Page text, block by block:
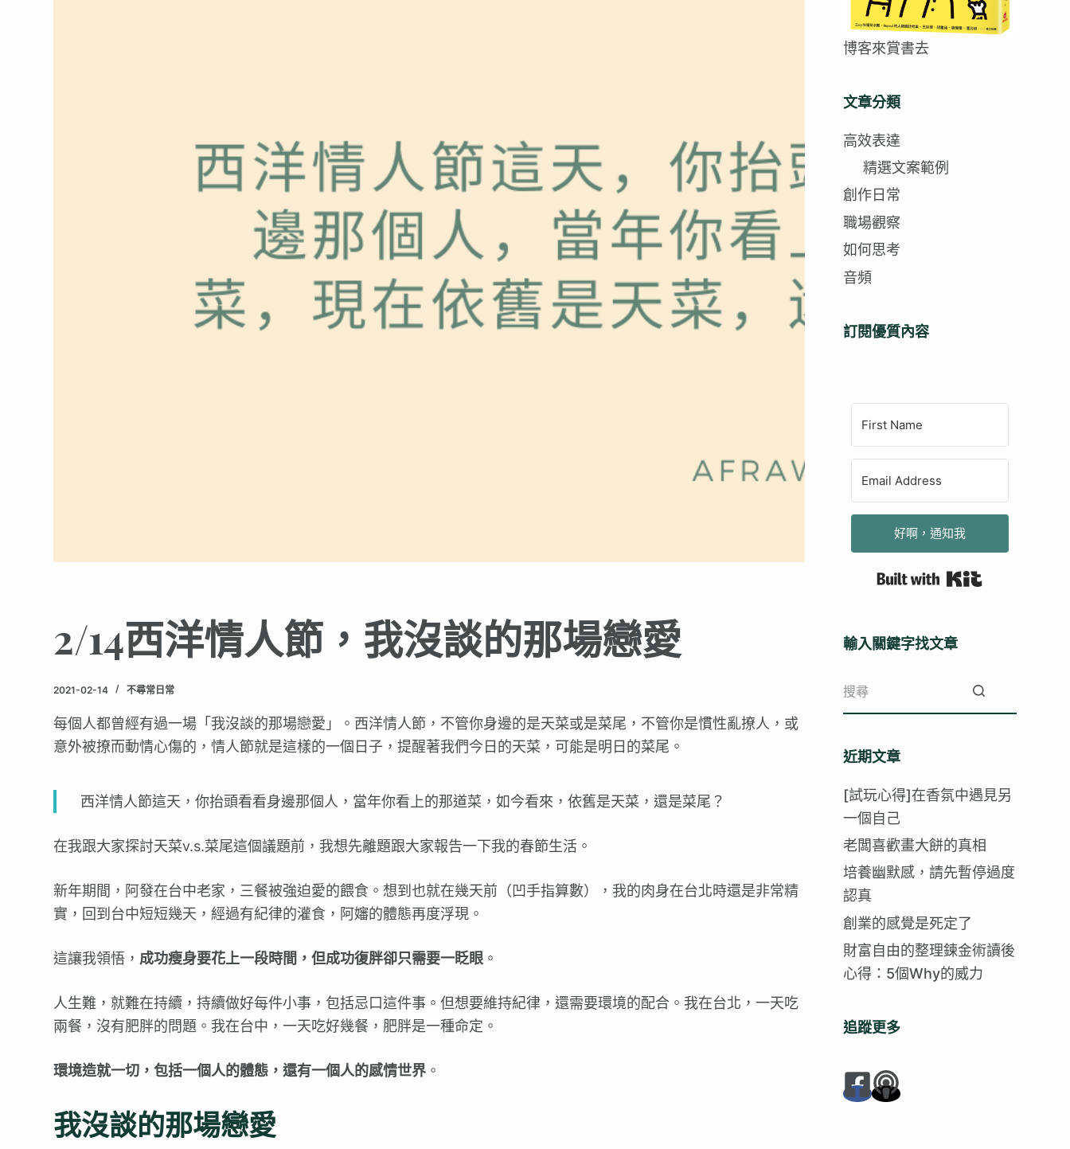
2/14西洋情人節，我沒談的那場戀愛
2021-02-14 不尋常日常
每個人都曾經有過一場「我沒談的那場戀愛」。西洋情人節，不管你身邊的是天菜或是菜尾，不管你是慣性亂撩人，或
意外被撩而動情心傷的，情人節就是這樣的一個日子，提醒著我們今日的天菜，可能是明日的菜尾。
西洋情人節這天，你抬頭看看身邊那個人，當年你看上的那道菜，如今看來，依舊是天菜，還是菜尾？
在我跟大家探討天菜v.s.菜尾這個議題前，我想先離題跟大家報告一下我的春節生活。
新年期間，阿發在台中老家，三餐被強迫愛的餵食。想到也就在幾天前（凹手指算數），我的肉身在台北時還是非常精
實，回到台中短短幾天，經過有紀律的灌食，阿嬸的體態再度浮現。
這讓我領悟， 成功瘦身要花上一段時間，但成功復胖卻只需要一眨眼 。
人生難，就難在持續，持續做好每件小事，包括忌口這件事。但想要維持紀律，還需要環境的配合。我在台北，一天吃
兩餐，沒有肥胖的問題。我在台中，一天吃好幾餐，肥胖是一種命定。
環境造就一切，包括一個人的體態，還有一個人的感情世界 。
我沒談的那場戀愛
博客來賞書去
文章分類
高效表達
精選文案範例
創作日常
職場觀察
如何思考
音頻
訂閱優質內容
好啊，通知我
輸入關鍵字找文章
不
符
合
的
近期文章
[試玩心得]在香氛中遇見另
一個自己
老闆喜歡畫大餅的真相
培養幽默感，請先暫停過度
認真
創業的感覺是死定了
財富自由的整理鍊金術讀後
心得：5個Why的威力
追蹤更多